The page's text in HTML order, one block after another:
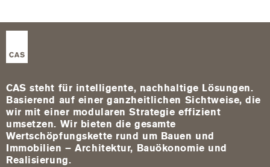
CAS steht für intelligente, nachhaltige Lösungen.
Basierend auf einer ganzheitlichen Sichtweise, die
wir mit einer modularen Strategie effizient
umsetzen. Wir bieten die gesamte
Wertschöpfungskette rund um Bauen und
Immobilien – Architektur, Bauökonomie und
Realisierung.